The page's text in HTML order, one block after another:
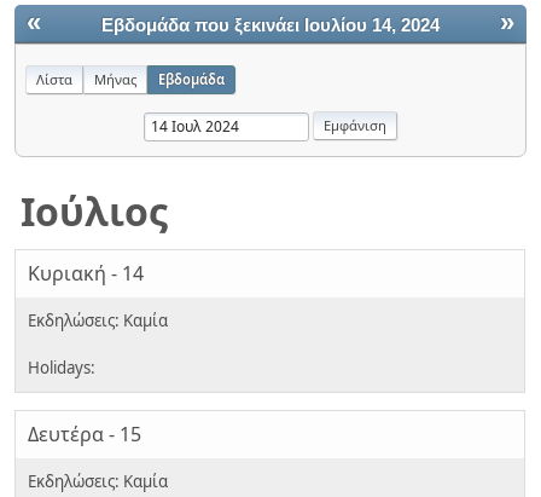
« »
Εβδομάδα που ξεκινάει Ιουλίου 14, 2024
Λίστα Μήνας Εβδομάδα
Ιούλιος
Κυριακή - 14
Δευτέρα - 15